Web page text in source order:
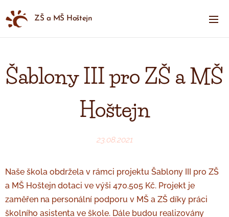
ZŠ a MŠ Hoštejn
Šablony III pro ZŠ a MŠ
Hoštejn
23.08.2021
Naše škola obdržela v rámci projektu Šablony III pro ZŠ
a MŠ Hoštejn dotaci ve výši 470.505 Kč. Projekt je
zaměřen na personální podporu v MŠ a ZŠ díky práci
školního asistenta ve škole. Dále budou realizovány